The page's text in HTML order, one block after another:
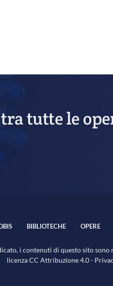
tutte le
BIBLIOTECHE OPERE
i contenuti di questo sito
licenzaCC Attribuzione 4.0-